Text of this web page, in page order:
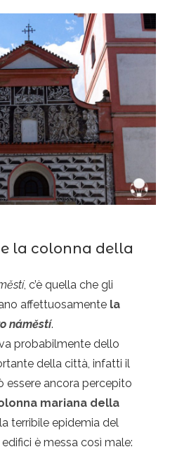
la colonna della
, c’è quella che gli
affettuosamente la
náměstí.
probabilmente dello
della città, infatti il
essere ancora percepito
mariana della
terribile epidemia del
è messa così male: